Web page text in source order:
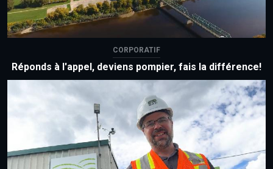
CORPORATIF
Réponds à l'appel, deviens pompier, fais la différence!